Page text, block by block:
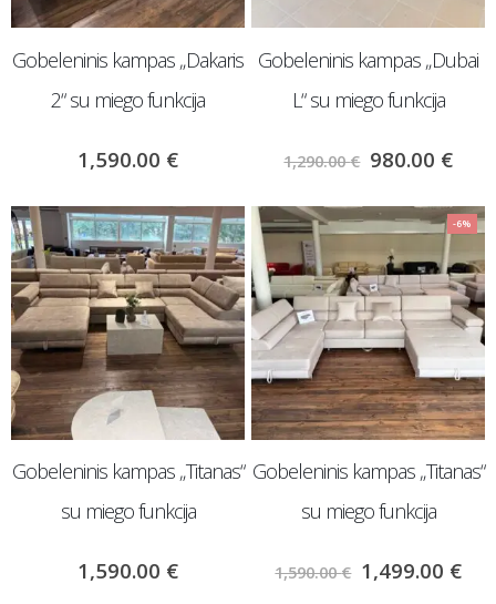
Gobeleninis kampas „Dakaris
2“ su miego funkcija
1,590.00 €
Gobeleninis kampas „Dubai
L“ su miego funkcija
1,290.00€ 980.00 €
Gobeleninis kampas „Titanas“
su miego funkcija
1,590.00 €
-6%
Gobeleninis kampas „Titanas“
su miego funkcija
1,590.00€ 1,499.00 €